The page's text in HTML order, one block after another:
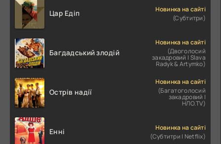
Цар Едіп
Новинка на сайті
(Субтитри)
Багдадський злодій
Новинка на сайті
(Двоголосий
закадровий | Slava
Radyk & Artymko)
Острів надії
Новинка на сайті
(Багатоголосий
закадровий |
НЛО.TV)
Енні
Новинка на сайті
(Субтитри | Netflix)